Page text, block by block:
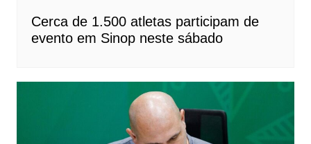
Cerca de 1.500 atletas participam de
evento em Sinop neste sábado